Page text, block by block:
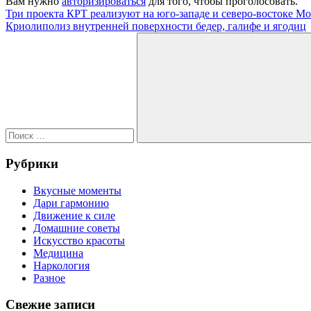
Навигация
по
Предыдущая
запись:
Три проекта КРТ реализуют на юго-западе и северо-востоке
Следующая
Криолиполиз внутренней поверхности бедер, галифе и ягодиц
Поиск
Рубрики
Вкусные моменты
Дари гармонию
Движение к силе
Домашние советы
Искусство красоты
Медицина
Наркология
Разное
Свежие записи